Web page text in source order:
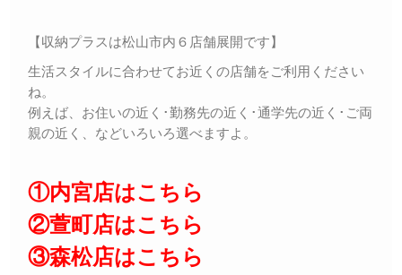
【収納プラスは松山市内６店舗展開です】
生活スタイルに合わせてお近くの店舗をご利用ください
ね。
例えば、お住いの近く･勤務先の近く･通学先の近く･ご両
親の近く、などいろいろ選べますよ。
①内宮店はこちら
②萱町店はこちら
③森松店はこちら